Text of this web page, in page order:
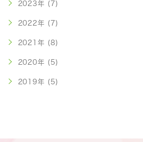
2023年 (7)
2022年 (7)
2021年 (8)
2020年 (5)
2019年 (5)